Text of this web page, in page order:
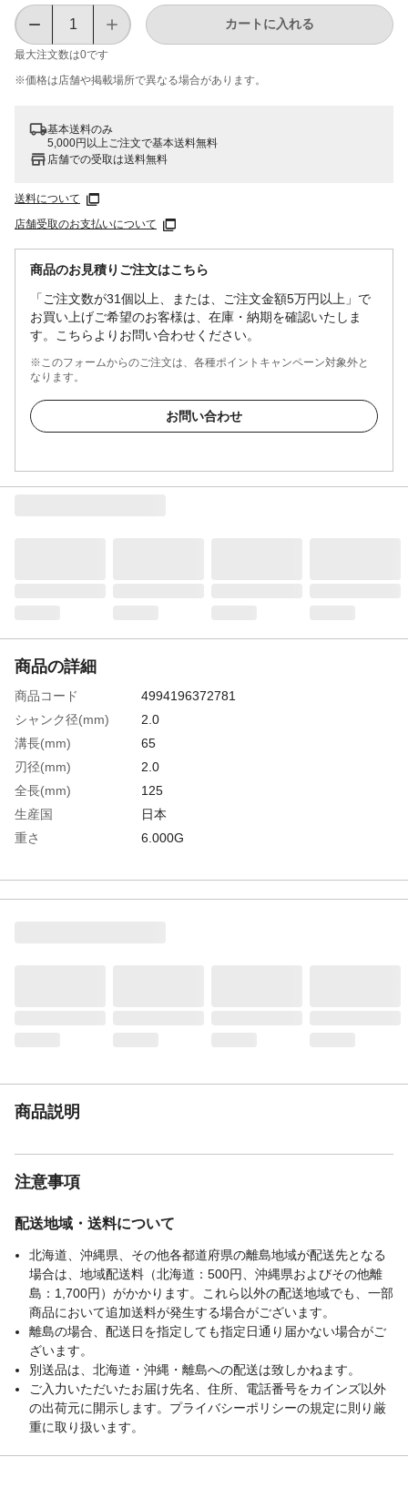
最大注文数は0です
カートに入れる
※価格は​店舗や​掲載場所で​異なる​場合が​あります。
基本送料のみ
5,000円以上ご注文で基本送料無料
店舗での受取は送料無料
送料について
店舗受取のお支払いについて
商品のお見積りご注文はこちら
「ご注文数が31個以上、または、ご注文金額5万円以上」で
お買い上げご希望のお客様は、在庫・納期を確認いたしま
す。こちらよりお問い合わせください。
※このフォームからのご注文は、各種ポイントキャンペーン対象外と
なります。
お問い合わせ
商品の詳細
商品コード
4994196372781
シャンク径(mm)
2.0
溝長(mm)
65
刃径(mm)
2.0
全長(mm)
125
生産国
日本
重さ
6.000G
商品説明
注意事項
配送地域・送料について
北海道、沖縄県、その他各都道府県の離島地域が配送先となる
場合は、地域配送料（北海道：500円、沖縄県およびその他離
島：1,700円）がかかります。これら以外の配送地域でも、一部
商品において追加送料が発生する場合がございます。
離島の場合、配送日を指定しても指定日通り届かない場合がご
ざいます。
別送品は、北海道・沖縄・離島への配送は致しかねます。
ご入力いただいたお届け先名、住所、電話番号をカインズ以外
の出荷元に開示します。プライバシーポリシーの規定に則り厳
重に取り扱います。